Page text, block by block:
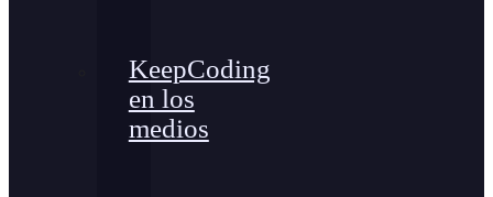
KeepCoding
en los
medios